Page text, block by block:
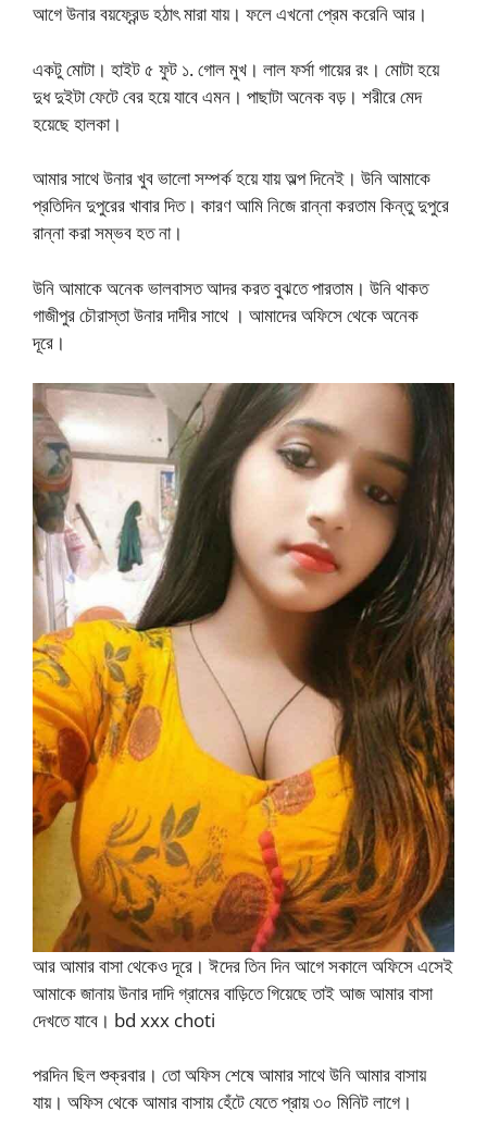
আগে উনার বয়ফ্রেন্ড হঠাৎ মারা যায়। ফলে এখনো প্রেম করেনি আর।
একটু মোটা। হাইট ৫ ফুট ১. গোল মুখ। লাল ফর্সা গায়ের রং। মোটা হয়ে
দুধ দুইটা ফেটে বের হয়ে যাবে এমন। পাছাটা অনেক বড়। শরীরে মেদ
হয়েছে হালকা।
আমার সাথে উনার খুব ভালো সম্পর্ক হয়ে যায় অল্প দিনেই। উনি আমাকে
প্রতিদিন দুপুরের খাবার দিত। কারণ আমি নিজে রান্না করতাম কিন্তু দুপুরে
রান্না করা সম্ভব হত না।
উনি আমাকে অনেক ভালবাসত আদর করত বুঝতে পারতাম। উনি থাকত
গাজীপুর চৌরাস্তা উনার দাদীর সাথে । আমাদের অফিসে থেকে অনেক
দূরে।
আর আমার বাসা থেকেও দূরে। ঈদের তিন দিন আগে সকালে অফিসে এসেই
আমাকে জানায় উনার দাদি গ্রামের বাড়িতে গিয়েছে তাই আজ আমার বাসা
দেখতে যাবে। bd xxx choti
পরদিন ছিল শুক্রবার। তো অফিস শেষে আমার সাথে উনি আমার বাসায়
যায়। অফিস থেকে আমার বাসায় হেঁটে যেতে প্রায় ৩০ মিনিট লাগে।